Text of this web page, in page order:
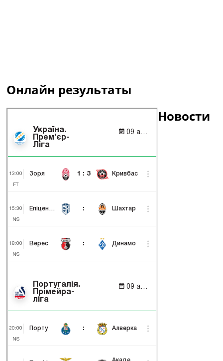
Онлайн результаты
Новости